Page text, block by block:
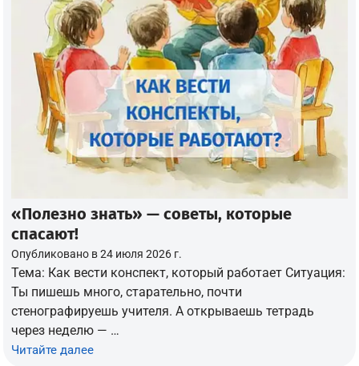
«Полезно знать» — советы, которые
спасают!
Опубликовано в24 июля 2026 г.
Тема: Как вести конспект, который работает Ситуация:
Ты пишешь много, старательно, почти
стенографируешь учителя. А открываешь тетрадь
через неделю — …
Читайте далее